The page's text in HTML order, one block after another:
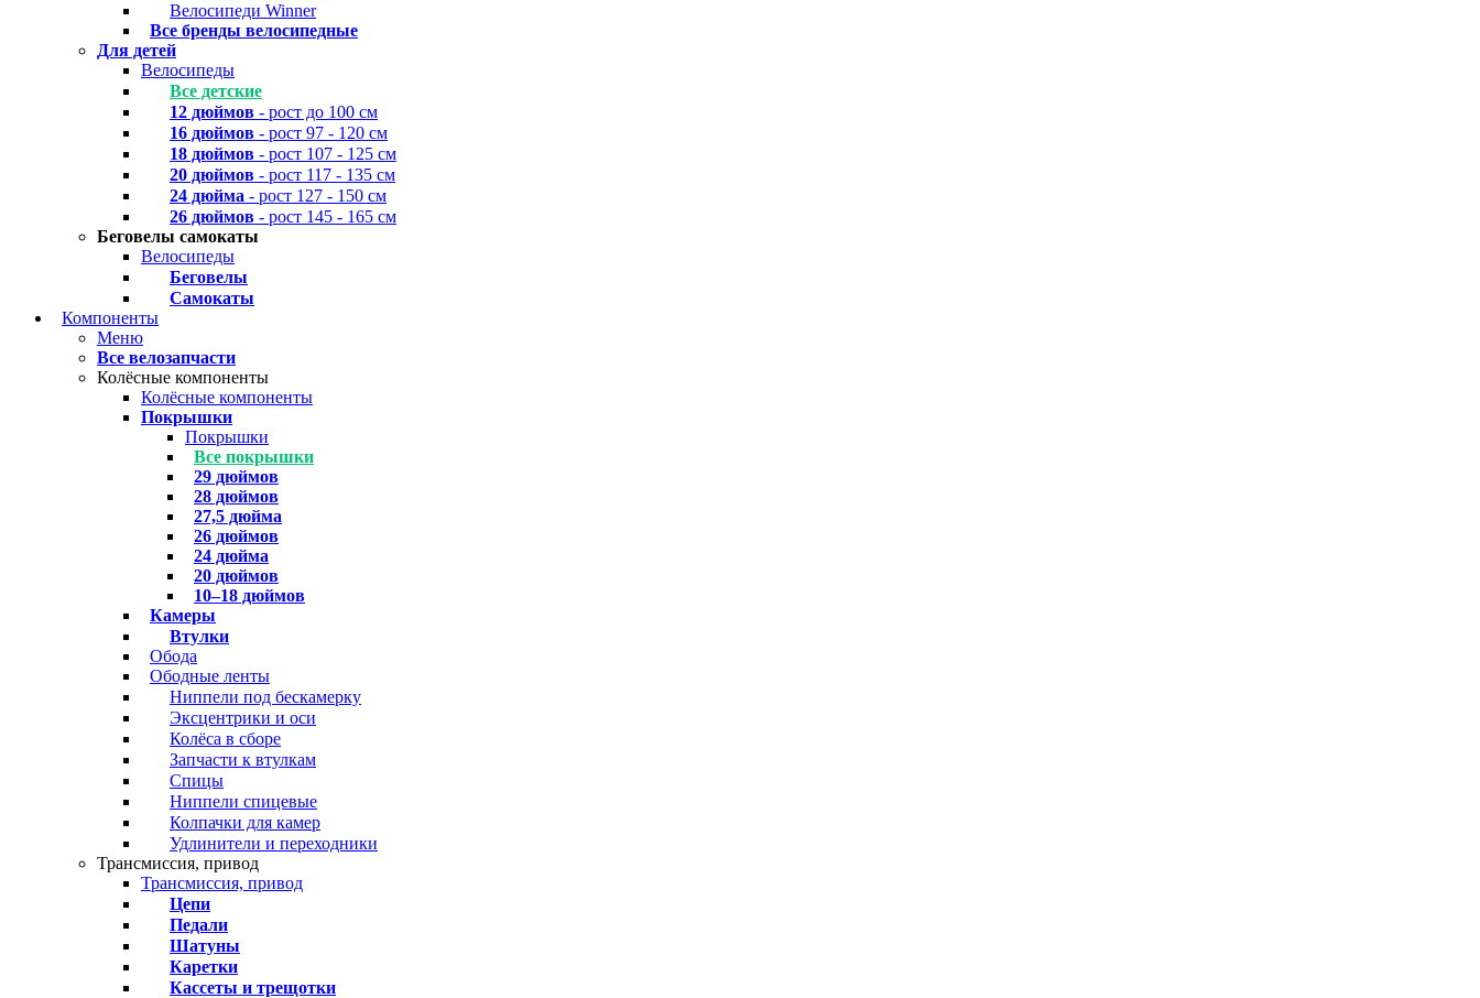
Велосипеди Winner
Все бренды велосипедные
Для детей
Велосипеды
Все детские
12 дюймов - рост до 100 см
16 дюймов - рост 97 - 120 см
18 дюймов - рост 107 - 125 см
20 дюймов - рост 117 - 135 см
24 дюйма - рост 127 - 150 см
26 дюймов - рост 145 - 165 см
Беговелы самокаты
Велосипеды
Беговелы
Самокаты
Компоненты
Меню
Все велозапчасти
Колёсные компоненты
Колёсные компоненты
Покрышки
Покрышки
Все покрышки
29 дюймов
28 дюймов
27,5 дюйма
26 дюймов
24 дюйма
20 дюймов
10–18 дюймов
Камеры
Втулки
Обода
Ободные ленты
Ниппели под бескамерку
Эксцентрики и оси
Колёса в сборе
Запчасти к втулкам
Спицы
Ниппели спицевые
Колпачки для камер
Удлинители и переходники
Трансмиссия, привод
Трансмиссия, привод
Цепи
Педали
Шатуны
Каретки
Кассеты и трещотки